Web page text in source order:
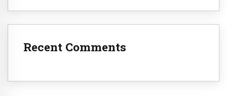
Recent Comments